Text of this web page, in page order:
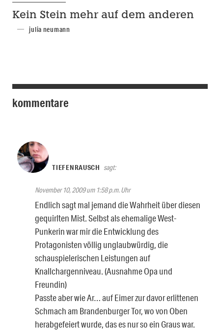
Kein Stein mehr auf dem anderen
julia neumann
kommentare
TIEFENRAUSCH sagt:
November 10, 2009 um 1:58 p.m. Uhr
Endlich sagt mal jemand die Wahrheit über diesen
gequirlten Mist. Selbst als ehemalige West-
Punkerin war mir die Entwicklung des
Protagonisten völlig unglaubwürdig, die
schauspielerischen Leistungen auf
Knallchargenniveau. (Ausnahme Opa und
Freundin)
Passte aber wie Ar… auf Eimer zur davor erlittenen
Schmach am Brandenburger Tor, wo von Oben
herabgefeiert wurde, das es nur so ein Graus war.